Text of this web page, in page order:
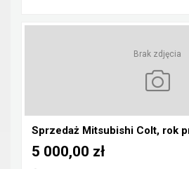
Brak zdjęcia
Sprzedaż Mitsubishi Colt, rok
5 000,00 zł